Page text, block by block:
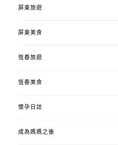
屏東旅遊
屏東美食
恆春旅遊
恆春美食
懷孕日誌
成為媽媽之後